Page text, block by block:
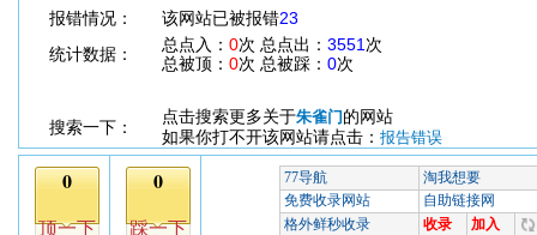
报错情况：
该网站已被报错23
统计数据：
总点入： 0次 总点出： 3551 次
总被顶： 0次 总被踩： 0次
搜索一下：
点击搜索更多关于朱雀门 的网站
如果你打不开该网站请点击： 报告错误